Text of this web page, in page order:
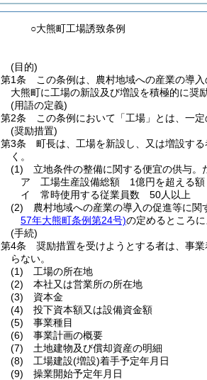
○大熊町工場誘致条例
(目的)
第1条
この条例は、農村地域への産業の導
大熊町に工場の新設及び増設を積極的に奨
(用語の定義)
第2条
この条例において「工場」とは、一
(奨励措置)
第3条
町長は、工場を新設し、又は増設す
く。
(1)
立地条件の整備に関する便宜の供与。
ア
工場生産設備総額 1億円を超える額
イ
常時使用する従業員数 50人以上
(2)
農村地域への産業の導入の促進等に関
57年大熊町条例第24号)の定めるところ
(手続)
第4条
奨励措置を受けようとする者は、事
らない。
(1)
工場の所在地
(2)
本社又は営業所の所在地
(3)
資本金
(4)
投下資本額又は設備資金額
(5)
事業種目
(6)
事業計画の概要
(7)
土地建物及び償却資産の明細
(8)
工場建設(増設)着手予定年月日
(9)
操業開始予定年月日